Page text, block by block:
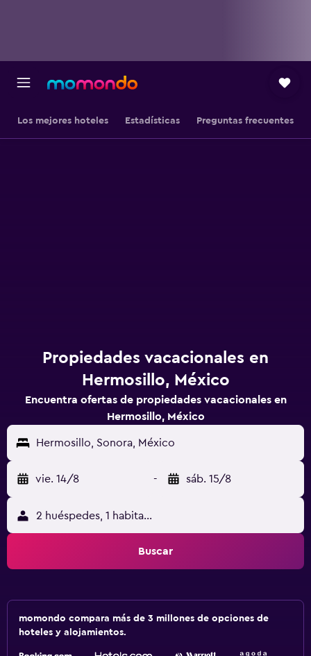
Los mejores hoteles Estadísticas Preguntas frecuentes
Propiedades vacacionales en
Hermosillo, México
Encuentra ofertas de propiedades vacacionales en
Hermosillo, México
Hermosillo, Sonora, México
vie. 14/8 - sáb. 15/8
2 huéspedes, 1 habitación
Buscar
momondo compara más de 3 millones de opciones de
hoteles y alojamientos.